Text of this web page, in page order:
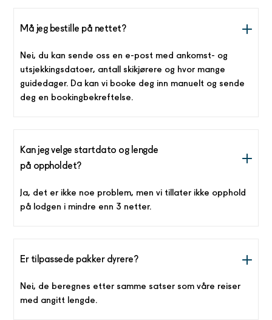
Må jeg bestille på nettet?
Nei, du kan sende oss en e-post med ankomst- og
utsjekkingsdatoer, antall skikjørere og hvor mange
guidedager. Da kan vi booke deg inn manuelt og sende
deg en bookingbekreftelse.
Kan jeg velge startdato og lengde
på oppholdet?
Ja, det er ikke noe problem, men vi tillater ikke opphold
på lodgen i mindre enn 3 netter.
Er tilpassede pakker dyrere?
Nei, de beregnes etter samme satser som våre reiser
med angitt lengde.